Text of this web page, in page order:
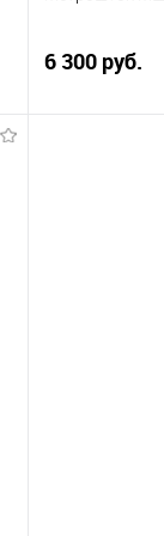
6 300 руб.